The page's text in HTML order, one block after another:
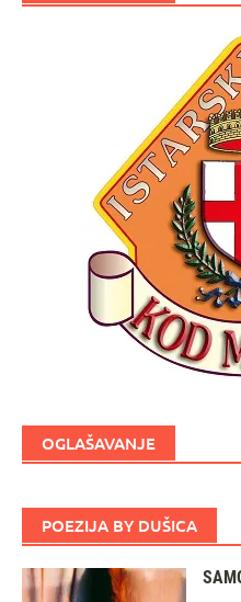
OGLAŠAVANJE
POEZIJA BY DUŠICA